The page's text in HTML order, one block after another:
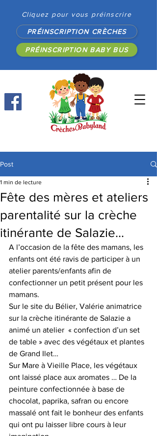
Cliquez pour vous préinscrire
PRÉINSCRIPTION CRÈCHES
PRÉINSCRIPTION BABY BUS
Post
Fête des mères et ateliers
parentalité sur la crèche
itinérante de Salazie…
1 min de lecture
A l’occasion de la fête des mamans, les
enfants ont été ravis de participer à un
atelier parents/enfants afin de
confectionner un petit présent pour les
mamans.
Sur le site du Bélier, Valérie animatrice
sur la crèche itinérante de Salazie a
animé un atelier  « confection d’un set
de table » avec des végétaux et plantes
de Grand Ilet…
Sur Mare à Vieille Place, les végétaux
ont laissé place aux aromates … De la
peinture confectionnée à base de
chocolat, paprika, safran ou encore
massalé ont fait le bonheur des enfants
qui ont pu laisser libre cours à leur